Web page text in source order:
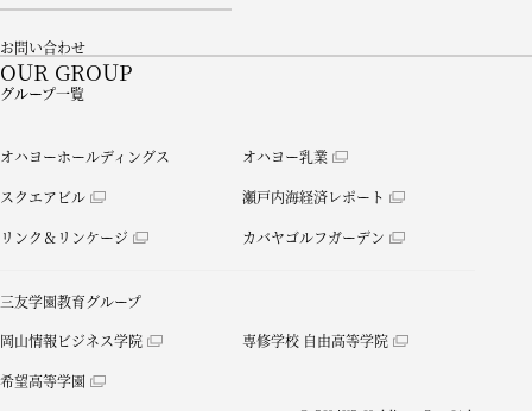
お問い合わせ
OUR GROUP
グループ一覧
オハヨーホールディングス
オハヨー乳業
スクエアビル
瀬戸内海経済レポート
リンク＆リンケージ
カバヤゴルフガーデン
三友学園教育グループ
岡山情報ビジネス学院
専修学校 自由高等学院
希望高等学園